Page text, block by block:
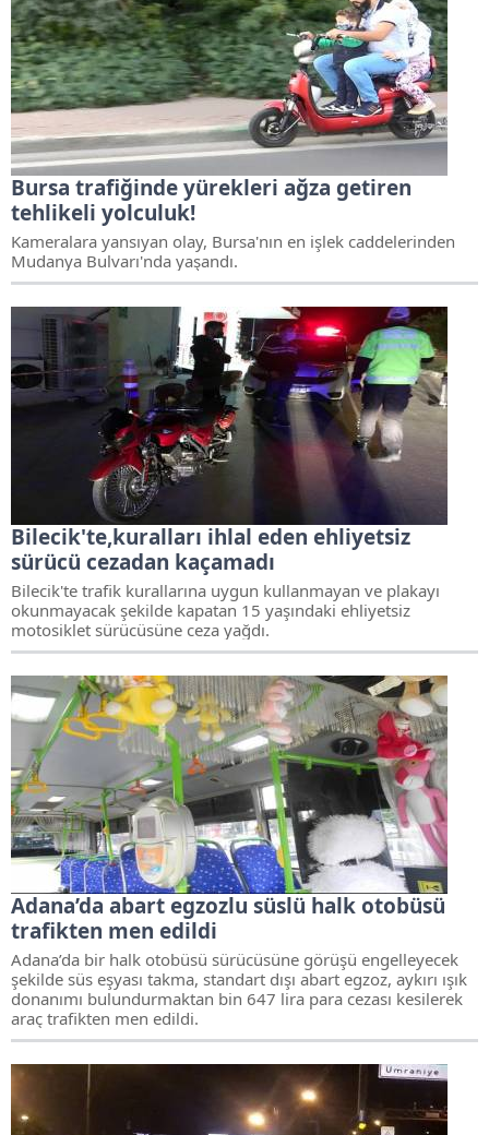
Bursa trafiğinde yürekleri ağza getiren
tehlikeli yolculuk!
Kameralara yansıyan olay, Bursa'nın en işlek caddelerinden
Mudanya Bulvarı'nda yaşandı.
Bilecik'te,kuralları ihlal eden ehliyetsiz
sürücü cezadan kaçamadı
Bilecik'te trafik kurallarına uygun kullanmayan ve plakayı
okunmayacak şekilde kapatan 15 yaşındaki ehliyetsiz
motosiklet sürücüsüne ceza yağdı.
Adana’da abart egzozlu süslü halk otobüsü
trafikten men edildi
Adana’da bir halk otobüsü sürücüsüne görüşü engelleyecek
şekilde süs eşyası takma, standart dışı abart egzoz, aykırı ışık
donanımı bulundurmaktan bin 647 lira para cezası kesilerek
araç trafikten men edildi.